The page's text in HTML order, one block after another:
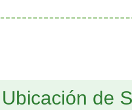
Ubicación de